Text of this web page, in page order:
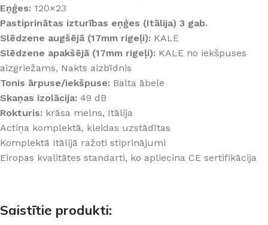
Eņģes: 120×23
Pastiprinātas izturības eņģes (Itālija) 3 gab.
Slēdzene augšējā (17mm rigeļi): KALE
Slēdzene apakšējā (17mm rigeļi): KALE no iekšpuses
aizgriežams, Nakts aizbīdnis
Tonis ārpuse/iekšpuse: Balta ābele
Skaņas izolācija: 49 dB
Rokturis: krāsa melns, Itālija
Actiņa komplektā, kleidas uzstādītas
Komplektā Itālijā ražoti stiprinājumi
Eiropas kvalitātes standarti, ko apliecina CE sertifikācija
Saistītie produkti: